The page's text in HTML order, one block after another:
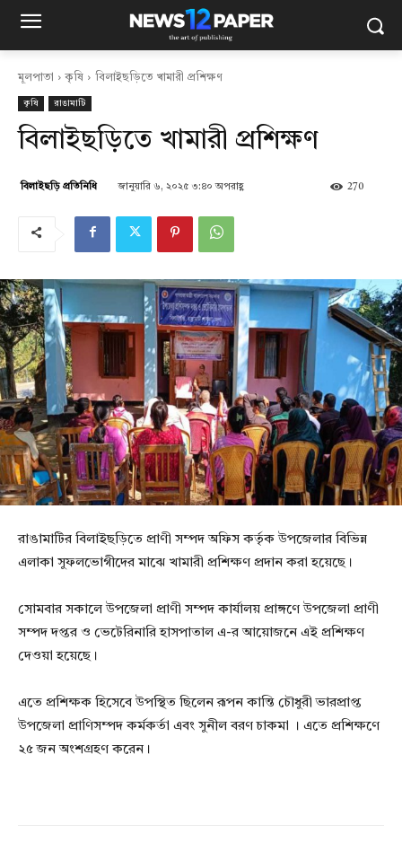
মূলপাতা কৃষি বিলাইছড়িতে খামারী প্রশিক্ষণ
কৃষি রাঙামাটি
বিলাইছড়িতে খামারী প্রশিক্ষণ
বিলাইছড়ি প্রতিনিধি জানুয়ারি ৬, ২০২৫ ৩:৪০ অপরাহ্ণ 270
রাঙামাটির বিলাইছড়িতে প্রাণী সম্পদ অফিস কর্তৃক উপজেলার বিভিন্ন
এলাকা সুফলভোগীদের মাঝে খামারী প্রশিক্ষণ প্রদান করা হয়েছে।
সোমবার সকালে উপজেলা প্রাণী সম্পদ কার্যালয় প্রাঙ্গণে উপজেলা প্রাণী
সম্পদ দপ্তর ও ভেটেরিনারি হাসপাতাল এ-র আয়োজনে এই প্রশিক্ষণ
দেওয়া হয়েছে।
এতে প্রশিক্ষক হিসেবে উপস্থিত ছিলেন রূপন কান্তি চৌধুরী ভারপ্রাপ্ত
উপজেলা প্রাণিসম্পদ কর্মকর্তা এবং সুনীল বরণ চাকমা । এতে প্রশিক্ষণে
২৫ জন অংশগ্রহণ করেন।